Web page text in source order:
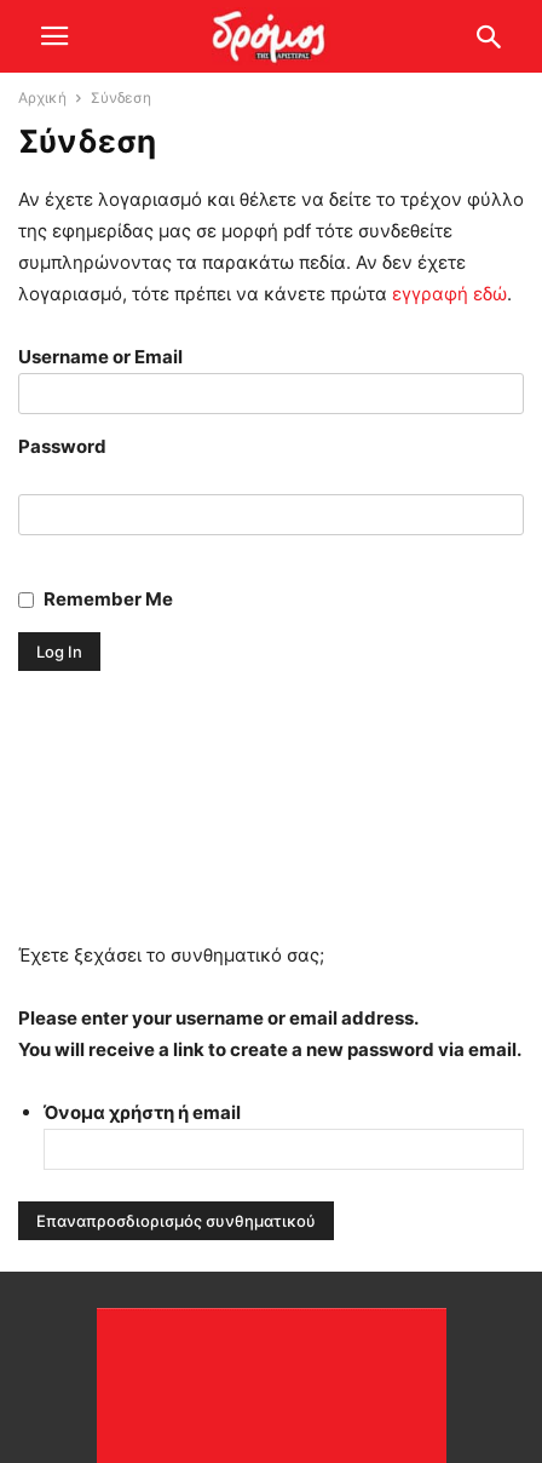
Αρχική Σύνδεση
Σύνδεση
Αν έχετε λογαριασμό και θέλετε να δείτε το τρέχον φύλλο
της εφημερίδας μας σε μορφή pdf τότε συνδεθείτε
συμπληρώνοντας τα παρακάτω πεδία. Αν δεν έχετε
λογαριασμό, τότε πρέπει να κάνετε πρώτα εγγραφή εδώ.
Username or Email
Password
Remember Me
Έχετε ξεχάσει το συνθηματικό σας;
Please enter your username or email address.
You will receive a link to create a new password via email.
Όνομα χρήστη ή email